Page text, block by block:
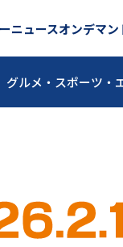
ニュースオンデマン
グルメ・スポーツ ・